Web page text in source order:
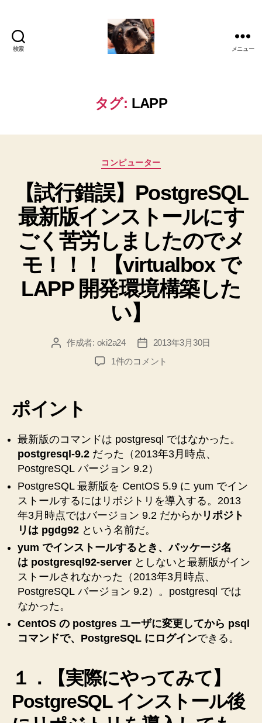
検索 メニュー
タグ: LAPP
カ
ゴ
リ
ー
コンピューター
【試行錯誤】PostgreSQL
最新版インストールにす
ごく苦労しましたのでメ
モ！！！【virtualbox で
LAPP 開発環境構築した
い】
投 作成者: oki2a24
投
稿
2013年3月30日
【試
新
版
ン
ス
ト
ー
ル
す
ご
く
苦
し
で
モ！！！
【virtualbox
1件のコメント
ポイント
最新版のコマンドは postgresql ではなかった。
postgresql-9.2 だった（2013年3月時点、
PostgreSQL バージョン 9.2）
PostgreSQL 最新版を CentOS 5.9 に yum でイン
ストールするにはリポジトリを導入する。2013
年3月時点ではバージョン 9.2 だからか リポジト
リは pgdg92 という名前だ。
yum でインストールするとき、パッケージ名
は postgresql92-server としないと最新版がイン
ストールされなかった（2013年3月時点、
PostgreSQL バージョン 9.2）。postgresql では
なかった。
CentOS の postgres ユーザに変更してから psql
コマンドで、PostgreSQL にログインできる。
１．【実際にやってみて】
PostgreSQL インストール後